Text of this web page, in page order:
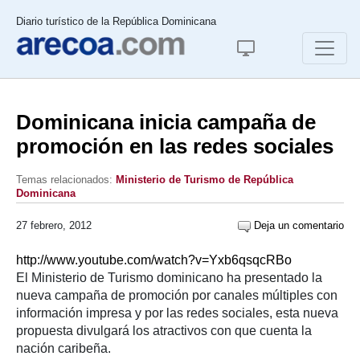
Diario turístico de la República Dominicana
Dominicana inicia campaña de
promoción en las redes sociales
Temas relacionados: Ministerio de Turismo de República
Dominicana
27 febrero, 2012 Deja un comentario
http://www.youtube.com/watch?v=Yxb6qsqcRBo
El Ministerio de Turismo dominicano ha presentado la
nueva campaña de promoción por canales múltiples con
información impresa y por las redes sociales, esta nueva
propuesta divulgará los atractivos con que cuenta la
nación caribeña.